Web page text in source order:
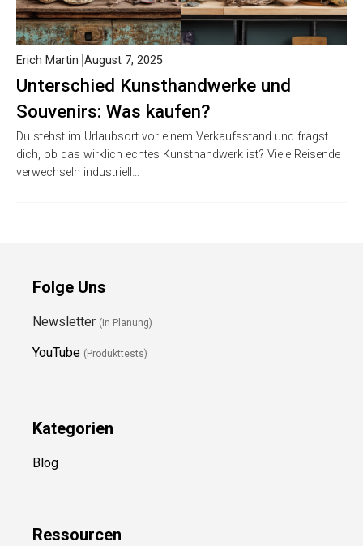
Unterschied Kunsthandwerke und
Souvenirs: Was kaufen?
Erich Martin August 7, 2025
Du stehst im Urlaubsort vor einem Verkaufsstand und fragst
dich, ob das wirklich echtes Kunsthandwerk ist? Viele Reisende
verwechseln industriell…
Folge Uns
Newsletter (in Planung)
YouTube (Produkttests)
Kategorien
Blog
Ressourcen